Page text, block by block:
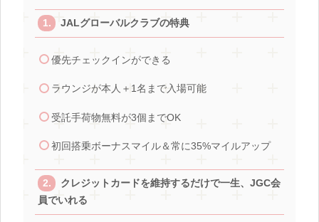
JALグローバルクラブの特典
優先チェックインができる
ラウンジが本人＋1名まで入場可能
受託手荷物無料が3個までOK
初回搭乗ボーナスマイル＆常に35%マイルアップ
クレジットカードを維持するだけで一生、JGC会
員でいれる